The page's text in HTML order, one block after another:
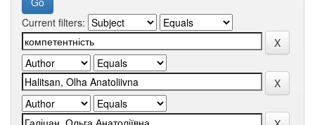
Current filters: